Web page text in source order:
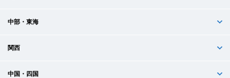
中部・東海
関西
中国・四国